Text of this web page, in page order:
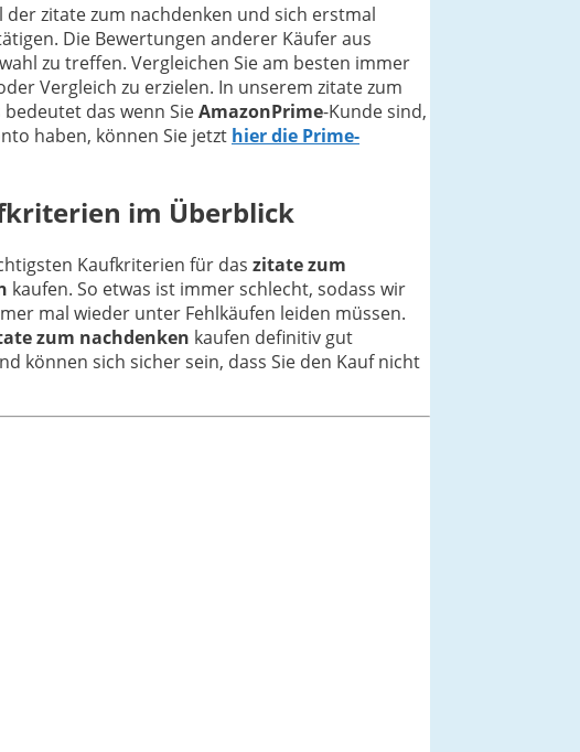
zitate zum nachdenken und sich erstmal
Die Bewertungen anderer Käufer aus
zu treffen. Vergleichen Sie am besten immer
Vergleich zu erzielen. In unserem zitate zum
das wenn SieAmazonPrime-Kunde sind,
haben, können Sie jetzt hier die Prime-
im Überblick
Kaufkriterien für das zitate zum
kaufen. So etwas ist immer schlecht, sodass wir
mal wieder unter Fehlkäufen leiden müssen.
zum nachdenken kaufen definitiv gut
können sich sicher sein, dass Sie den Kauf nicht